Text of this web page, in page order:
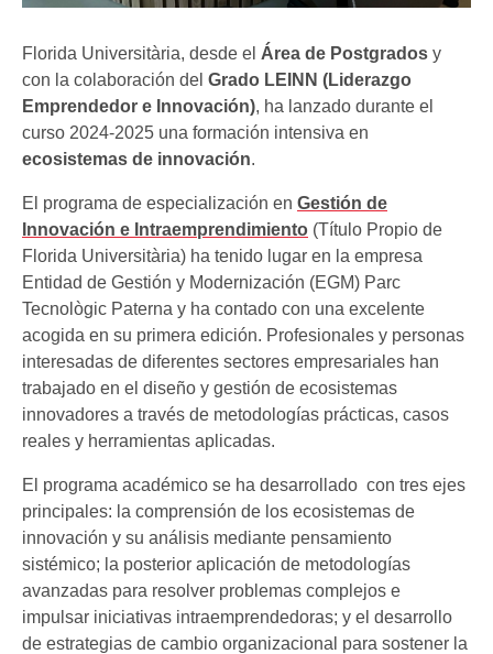
Florida Universitària, desde el Área de Postgrados y
con la colaboración del Grado LEINN (Liderazgo
Emprendedor e Innovación), ha lanzado durante el
curso 2024-2025 una formación intensiva en
ecosistemas de innovación.
El programa de especialización en Gestión de
Innovación e Intraemprendimiento (Título Propio de
Florida Universitària) ha tenido lugar en la empresa
Entidad de Gestión y Modernización (EGM) Parc
Tecnològic Paterna y ha contado con una excelente
acogida en su primera edición. Profesionales y personas
interesadas de diferentes sectores empresariales han
trabajado en el diseño y gestión de ecosistemas
innovadores a través de metodologías prácticas, casos
reales y herramientas aplicadas.
El programa académico se ha desarrollado con tres ejes
principales: la comprensión de los ecosistemas de
innovación y su análisis mediante pensamiento
sistémico; la posterior aplicación de metodologías
avanzadas para resolver problemas complejos e
impulsar iniciativas intraemprendedoras; y el desarrollo
de estrategias de cambio organizacional para sostener la